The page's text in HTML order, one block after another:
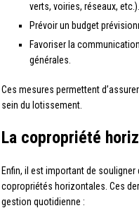
verts, voiries, réseaux, etc.).
Prévoir un budget
Favoriser la
générales.
Ces mesures permettent
sein du lotissement.
La copropriété
Enfin, il est important de souligner
copropriétés horizontales. Ces
gestion quotidienne :